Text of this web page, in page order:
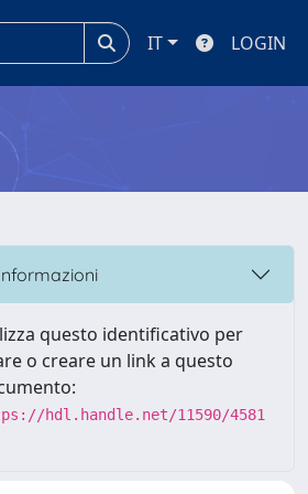
IT LOGIN
questo identificativo per
o creare un link a questo
hdl.handle.net/11590/4581